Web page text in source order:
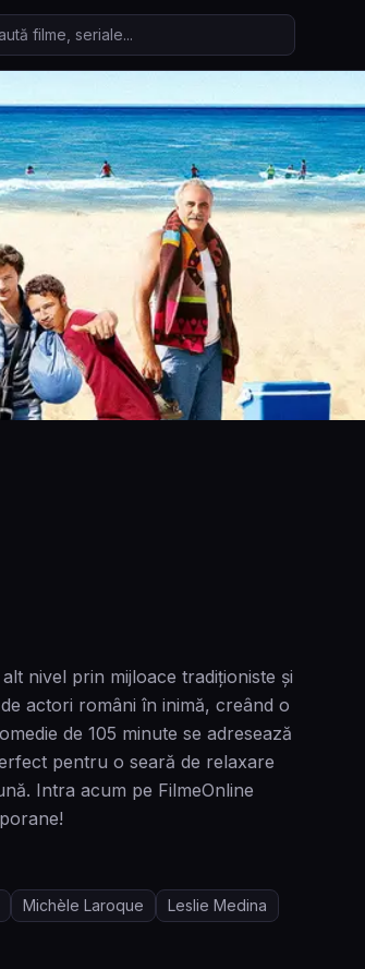
și seriale
nivel prin mijloace tradiționiste și
actori români în inimă, creând o
de 105 minute se adresează
pentru o seară de relaxare
Intra acum pe FilmeOnline
Michèle Laroque
Leslie Medina